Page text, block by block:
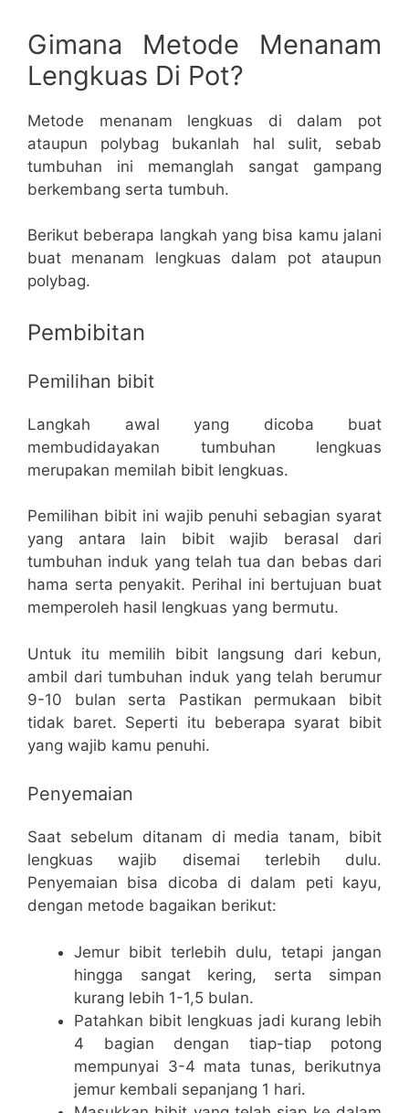
Gimana Metode Menanam
Lengkuas Di Pot?
Metode menanam lengkuas di dalam pot
ataupun polybag bukanlah hal sulit, sebab
tumbuhan ini memanglah sangat gampang
berkembang serta tumbuh.
Berikut beberapa langkah yang bisa kamu jalani
buat menanam lengkuas dalam pot ataupun
polybag.
Pembibitan
Pemilihan bibit
Langkah awal yang dicoba buat
membudidayakan tumbuhan lengkuas
merupakan memilah bibit lengkuas.
Pemilihan bibit ini wajib penuhi sebagian syarat
yang antara lain bibit wajib berasal dari
tumbuhan induk yang telah tua dan bebas dari
hama serta penyakit. Perihal ini bertujuan buat
memperoleh hasil lengkuas yang bermutu.
Untuk itu memilih bibit langsung dari kebun,
ambil dari tumbuhan induk yang telah berumur
9-10 bulan serta Pastikan permukaan bibit
tidak baret. Seperti itu beberapa syarat bibit
yang wajib kamu penuhi.
Penyemaian
Saat sebelum ditanam di media tanam, bibit
lengkuas wajib disemai terlebih dulu.
Penyemaian bisa dicoba di dalam peti kayu,
dengan metode bagaikan berikut:
Jemur bibit terlebih dulu, tetapi jangan
hingga sangat kering, serta simpan
kurang lebih 1-1,5 bulan.
Patahkan bibit lengkuas jadi kurang lebih
4 bagian dengan tiap-tiap potong
mempunyai 3-4 mata tunas, berikutnya
jemur kembali sepanjang 1 hari.